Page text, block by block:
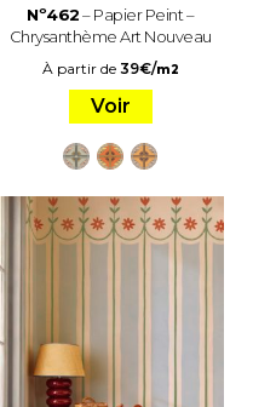
Nº462– Papier Peint –
Chrysanthème Art Nouveau
À partir de 39€/m2
Voir